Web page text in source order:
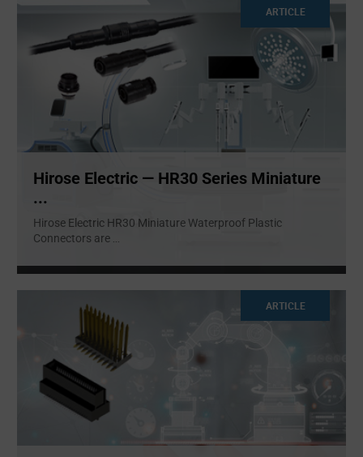
ARTICLE
Hirose Electric — HR30 Series Miniature
...
Hirose Electric HR30 Miniature Waterproof Plastic
Connectors are ...
ARTICLE